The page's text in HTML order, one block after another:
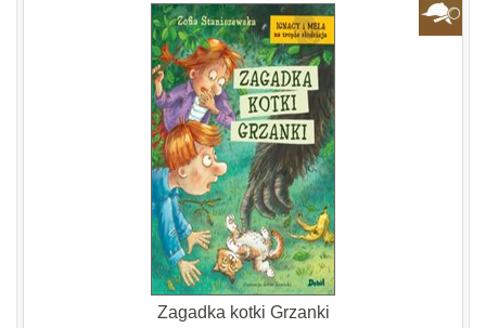
Zagadka kotki Grzanki